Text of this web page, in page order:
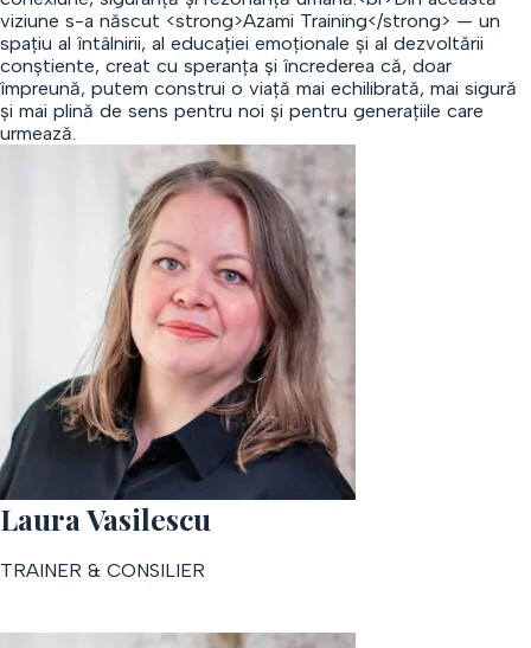
viziune s-a născut <strong>Azami Training</strong> — un
spațiu al întâlnirii, al educației emoționale și al dezvoltării
conștiente, creat cu speranța și încrederea că, doar
împreună, putem construi o viață mai echilibrată, mai sigură
și mai plină de sens pentru noi și pentru generațiile care
urmează.
Laura Vasilescu
TRAINER & CONSILIER